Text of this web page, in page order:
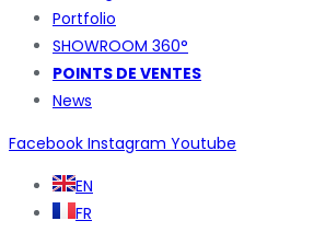
Portfolio
SHOWROOM 360°
POINTS DE VENTES
News
Facebook Instagram Youtube
EN
FR